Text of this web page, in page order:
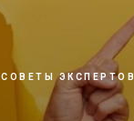
СОВЕТЫ ЭКСПЕРТОВ